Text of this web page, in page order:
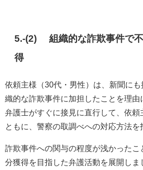
5.-(2) 組織的な詐欺事件で
得
依頼主様（30代・男性）は、新聞にも
織的な詐欺事件に加担したことを理由
弁護士がすぐに接見に直行して、依頼
ともに、警察の取調べへの対応方法を
詐欺事件への関与の程度が浅かったこ
分獲得を目指した弁護活動を展開しま